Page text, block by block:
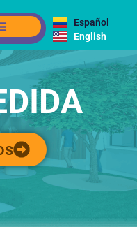
Español
English